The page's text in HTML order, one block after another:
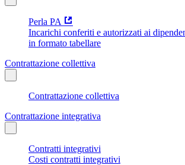
Perla PA
Incarichi conferiti e autorizzati ai
in formato tabellare
Contrattazione collettiva
Contrattazione collettiva
Contrattazione integrativa
Contratti integrativi
Costi contratti integrativi